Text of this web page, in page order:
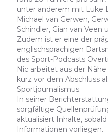
unter anderem mit Luke
Michael van Gerwen,
Schindler, Gian van Veen
Zudem ist er eine der
englischsprachigen
des Sport-Podcasts
Nic arbeitet aus der
kurz vor dem Abschluss
Sportjournalismus.
In seiner
sorgfältige
aktualisiert Inhalte,
Informationen vorliegen.